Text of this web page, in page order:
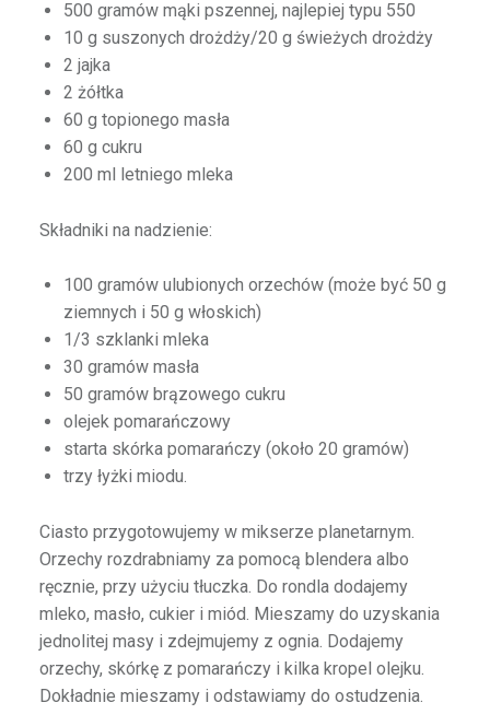
500 gramów mąki pszennej, najlepiej typu 550
10 g suszonych drożdży/20 g świeżych drożdży
2 jajka
2 żółtka
60 g topionego masła
60 g cukru
200 ml letniego mleka
Składniki na nadzienie:
100 gramów ulubionych orzechów (może być 50 g
ziemnych i 50 g włoskich)
1/3 szklanki mleka
30 gramów masła
50 gramów brązowego cukru
olejek pomarańczowy
starta skórka pomarańczy (około 20 gramów)
trzy łyżki miodu.
Ciasto przygotowujemy w mikserze planetarnym.
Orzechy rozdrabniamy za pomocą blendera albo
ręcznie, przy użyciu tłuczka. Do rondla dodajemy
mleko, masło, cukier i miód. Mieszamy do uzyskania
jednolitej masy i zdejmujemy z ognia. Dodajemy
orzechy, skórkę z pomarańczy i kilka kropel olejku.
Dokładnie mieszamy i odstawiamy do ostudzenia.